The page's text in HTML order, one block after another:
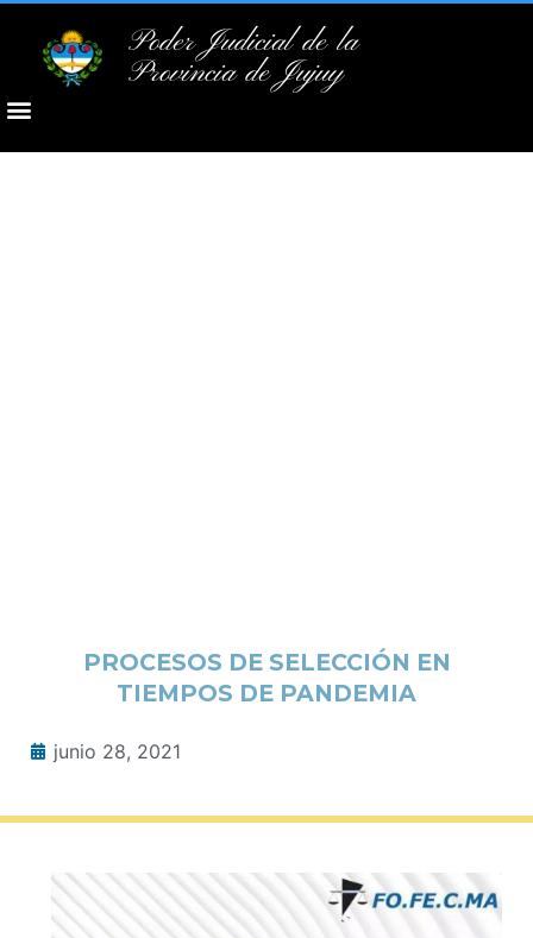
Poder Judicial de la
Provincia de Jujuy
PROCESOS DE SELECCIÓN EN
TIEMPOS DE PANDEMIA
junio 28, 2021